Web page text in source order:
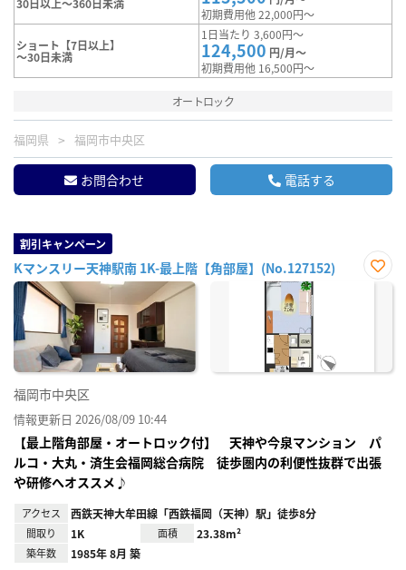
初期費用他 22,000円～
ショート【7日以上】
～30日未満
1日当たり 3,600円～
124,500 円/月～
初期費用他 16,500円～
オートロック
福岡県 福岡市中央区
お問合わせ 電話する
割引キャンペーン
Kマンスリー天神駅南 1K-最上階【角部屋】(No.127152)
お気
福岡市中央区
情報更新日 2026/08/09 10:44
【最上階角部屋・オートロック付】 天神や今泉マンション パ
ルコ・大丸・済生会福岡総合病院 徒歩圏内の利便性抜群で出張
や研修へオススメ♪
アクセス 西鉄天神大牟田線「西鉄福岡（天神）駅」徒歩8分
間取り 1K 面積 23.38m²
築年数 1985年 8月 築